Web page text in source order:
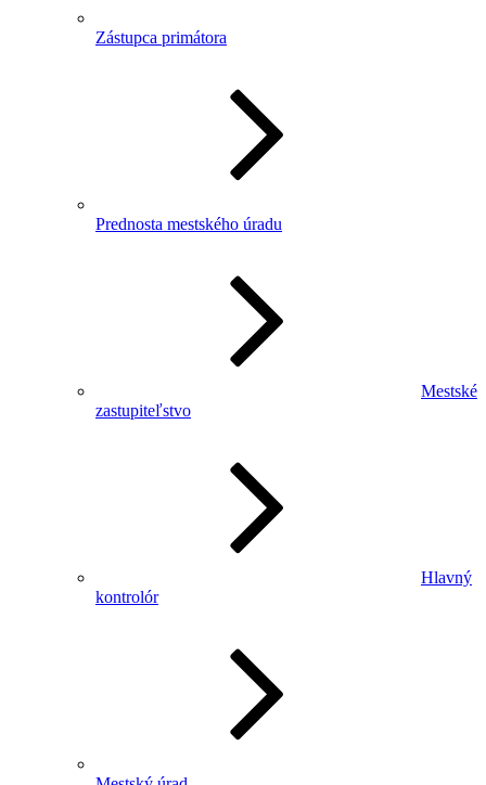
Zástupca primátora
Prednosta mestského úradu
Mestské
zastupiteľstvo
Hlavný
kontrolór